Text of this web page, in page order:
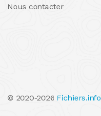
Nous contacter
© 2020-2026 Fichiers.info